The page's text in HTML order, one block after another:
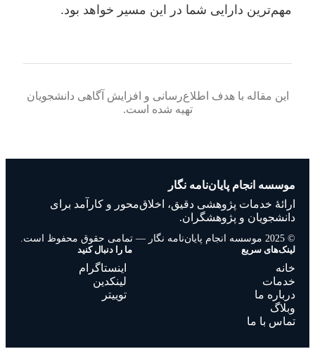
مهم‌ترین دارایی شما در این مسیر خواهد بود.
این مقاله با هدف اطلاع‌رسانی و افزایش آگاهی دانشجویان
تهیه شده است.
موسسه انجام پایان‌نامه نگار
ارائهٔ خدمات پژوهشی دقیق، اخلاق‌محور و کارآمد برای
دانشجویان و پژوهشگران.
© 2025 موسسه انجام پایان‌نامه نگار — تمامی حقوق محفوظ است.
لینک‌های سریع
خانه
خدمات
درباره ما
وبلاگ
تماس با ما
ما را دنبال کنید
اینستاگرام
لینکدین
توییتر